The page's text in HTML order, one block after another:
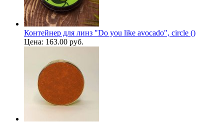
Контейнер для линз "Do you like avocado", circle ()
Цена: 163.00 руб.